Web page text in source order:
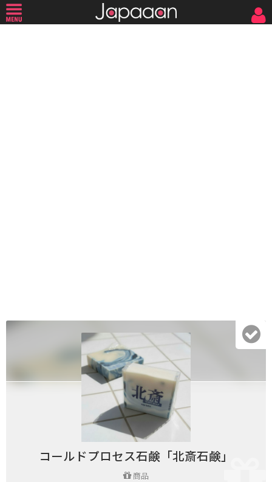
コールドプロセス石鹸「北斎石鹸」
商品